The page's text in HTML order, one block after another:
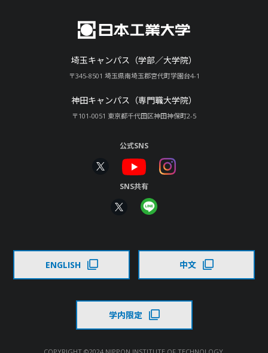
埼玉キャンパス（学部／大学院）
〒345-8501 埼玉県南埼玉郡宮代町学園台4-1
神田キャンパス（専門職大学院）
〒101-0051 東京都千代田区神田神保町2-5
公式SNS
SNS共有
ENGLISH 中文
学内限定